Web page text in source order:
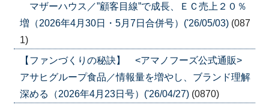
マザーハウス／”顧客目線”で成長、ＥＣ売上２０％
増（2026年4月30日・5月7日合併号）('26/05/03) (087
1)
【ファンづくりの秘訣】 <アマノフーズ公式通販>
アサヒグループ食品／情報量を増やし、ブランド理解
深める（2026年4月23日号）('26/04/27) (0870)